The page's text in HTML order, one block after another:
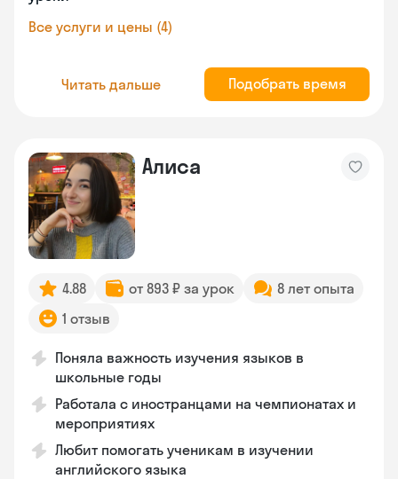
Все услуги и цены (4)
Читать дальше Подобрать время
Алиса
4.88 от 893 ₽ за урок
8 лет опыта
1 отзыв
Поняла важность изучения языков в
школьные годы
Работала с иностранцами на чемпионатах и
мероприятиях
Любит помогать ученикам в изучении
английского языка